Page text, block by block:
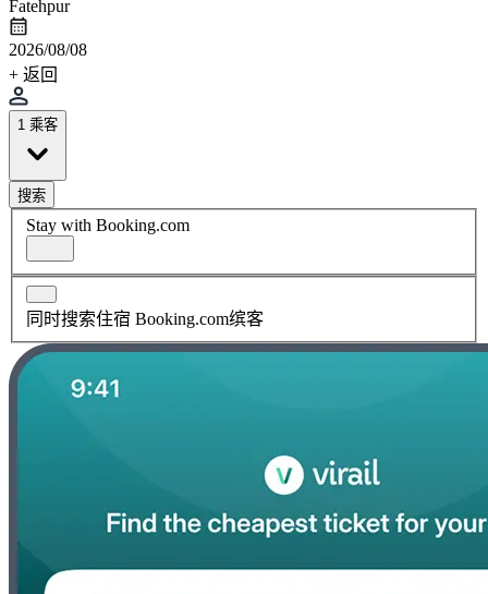
Fatehpur
2026/08/08
+ 返回
1 乘客
搜索
Stay with Booking.com
同时搜索住宿 Booking.com缤客